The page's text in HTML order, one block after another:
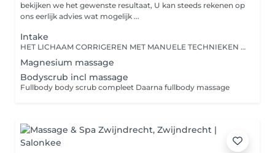
bekijken we het gewenste resultaat, U kan steeds rekenen op
ons eerlijk advies wat mogelijk ...
Intake
HET LICHAAM CORRIGEREN MET MANUELE TECHNIEKEN Het genezen met speciale druk- en duwmethodes voor de wervelkolom en gewrichten is al zo oud als de mensheid. Vele moderne therapievormen die wij vandaag de dag toepassen, zijn afkomstig of afgeleid uit het oude China. Chinese bone setting is een manuele therapievorm waarbij we met ademhaling en een lichte tot medium druk de botten, wervels en gewrichten in het lichaam corrigeren. Of met andere woorden, de subluxatie (zenuwblokkade, beknelling), scheefstand of instabiliteit van gewrichten of botten. Wervels in de wervelkolom of gewrichten staan niet meer in hun ideale positie, waardoor er bewegingsbeperkingen (fixatie) en pijn kan ontstaan. Dit creëert drukpunten op het ruggenmerg of de zenuwen, waardoor het lichaam niet meer goed kan functioneren. Door het corrigeren of 'manipuleren' van gewrichten, wervels of botten kan dit opgelost worden. Chinese bone setting (Zheng Ghu) is een ideale en veilige manier om het lichaam te corrigeren. Het hele bewegingsapparaat bestaat uit het motorische systeem, motoriek en het geheel van botten, gewrichten, skeletspieren, pezen en motorische zenuwen, die zorgen voor de lichaamshoudingen en bewegingen. Als we dus corrigeren op botten, wervels en gewrichten, dan beïnvloeden we ook de spieren, pezen en het zenuwstelsel. Het gaat om een eeuwenoude behandelwijze uit China die van generatie op generatie is overgedragen.
Magnesium massage
Bodyscrub incl massage
Fullbody body scrub compleet Daarna fullbody massage